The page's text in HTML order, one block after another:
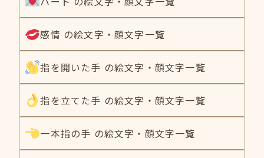
感情 の絵文字・顔文字一覧
指を開いた手 の絵文字・顔文字一覧
指を立てた手 の絵文字・顔文字一覧
一本指の手 の絵文字・顔文字一覧